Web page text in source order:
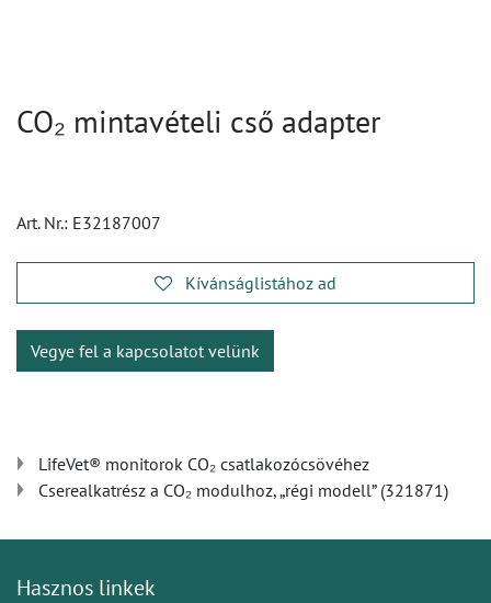
CO₂ mintavételi cső adapter
Art. Nr.: E32187007
Kívánságlistához ad
Vegye fel a kapcsolatot velünk
LifeVet® monitorok CO₂ csatlakozócsövéhez
Cserealkatrész a CO₂ modulhoz, „régi modell” (321871)
Hasznos linkek